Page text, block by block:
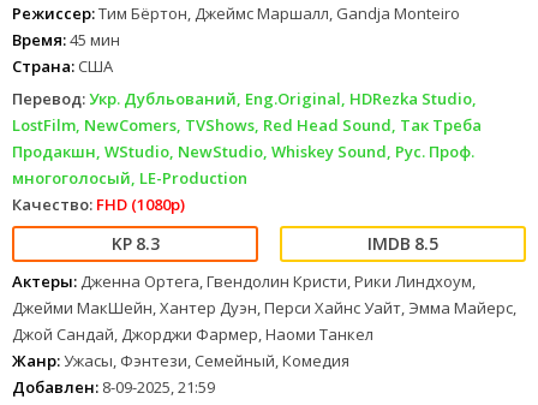
Режиссер:Тим Бёртон, Джеймс Маршалл, Gandja Monteiro
Время:45 мин
Страна: США
Перевод:Укр. Дубльований, Eng.Original, HDRezka Studio,
LostFilm, NewComers, TVShows, Red Head Sound, Так Треба
Продакшн, WStudio, NewStudio, Whiskey Sound, Рус. Проф.
многоголосый, LE-Production
Качество: FHD (1080p)
8.3 8.5
Актеры: Дженна Ортега, Гвендолин Кристи, Рики Линдхоум,
Джейми МакШейн, Хантер Дуэн, Перси Хайнс Уайт, Эмма Майерс,
Джой Сандай, Джорджи Фармер, Наоми Танкел
Жанр:Ужасы, Фэнтези, Семейный, Комедия
Добавлен: 8-09-2025, 21:59